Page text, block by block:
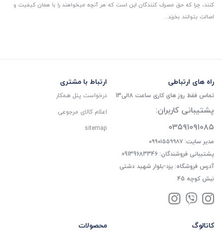
کنند، چرا که حق مصرف کنندگان این است که هر آنچه میخواهند را با همان کیفیت و
اصالت بتوانند بخرند..
راه های ارتباطی
تماس فقط روز های کاری ساعت 8الی13
پشتیبانی کاربران:
۰۳۵۹۱۰۹۱۰۸۵
مدیر سایت: ۰۹۹۰۱۵۵۹۹۸۷
پشتیبانی فروشندگان: 09139683346
آدرس فروشگاه: یزد-بلوار شهید دشتی
نبش کوچه 45
ارتباط با مشتری
درخواست پنل همکار
اعلام کالای مرجوعی
sitemap
کاتالوگ محصولات